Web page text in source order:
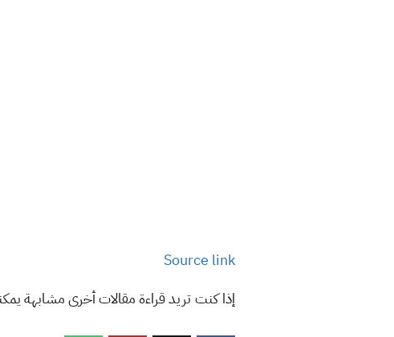
Source link
إذا كنت تريد قراءة مقالات أخرى مشابهة